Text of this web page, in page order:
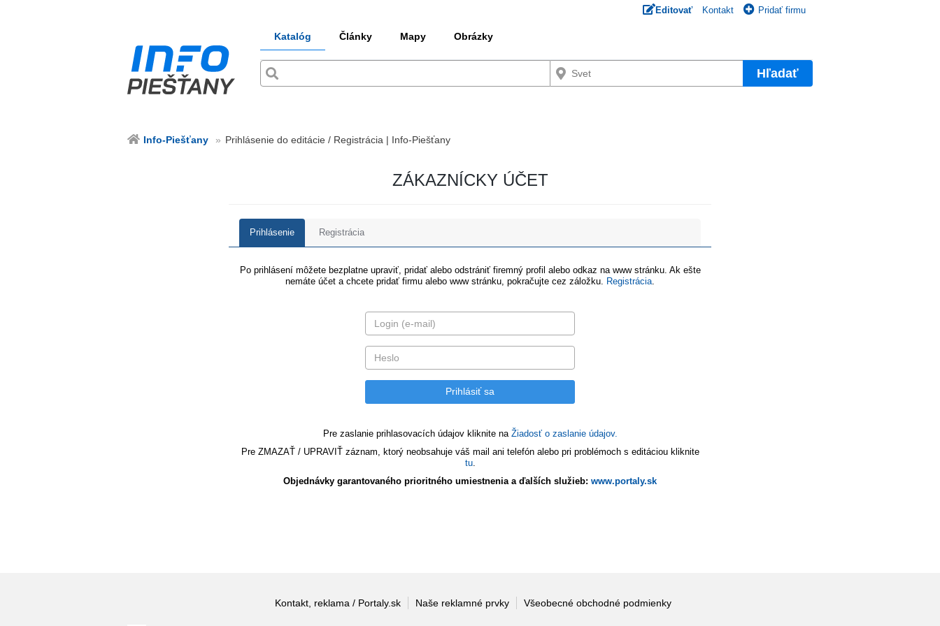
Editovať Kontakt Pridať firmu
Katalóg Články Mapy Obrázky
Hľadať
Info-Piešťany Prihlásenie do editácie / Registrácia | Info-Piešťany
ZÁKAZNÍCKY ÚČET
Prihlásenie Registrácia
Po prihlásení môžete bezplatne upraviť, pridať alebo odstrániť firemný profil alebo odkaz na www stránku. Ak ešte
nemáte účet a chcete pridať firmu alebo www stránku, pokračujte cez záložku.
Registrácia
Pre zaslanie prihlasovacích údajov kliknite na Žiadosť o zaslanie údajov.
Pre ZMAZAŤ / UPRAVIŤ záznam, ktorý neobsahuje váš mail ani telefón alebo pri problémoch s editáciou kliknite
tu.
Objednávky garantovaného prioritného umiestnenia a ďalších služieb: www.portaly.sk
Kontakt, reklama / Portaly.sk Naše reklamné prvky Všeobecné obchodné podmienky